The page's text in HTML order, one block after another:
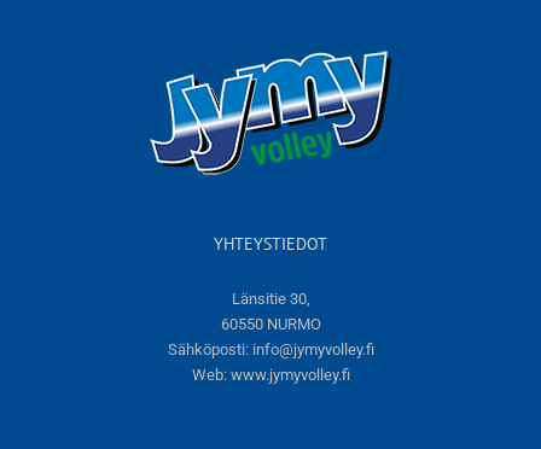
YHTEYSTIEDOT
Länsitie 30,
60550 NURMO
Sähköposti: info@jymyvolley.fi
Web: www.jymyvolley.fi